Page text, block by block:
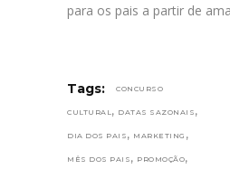
para os pais a partir de
Tags: CONCURSO
CULTURAL, DATAS SAZONAIS ,
DIA DOS PAIS , MARKETING ,
MÊS DOS PAIS , PROMOÇÃO,